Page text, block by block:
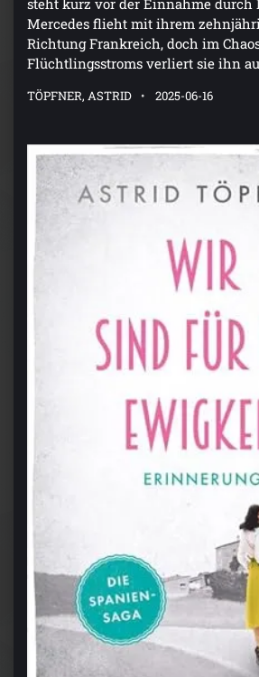
steht kurz vor der Einnahme durch
Mercedes flieht mit ihrem
Richtung Frankreich, doch im
Flüchtlingsstroms verliert sie ihn
TÖPFNER, ASTRID 2025-06-16